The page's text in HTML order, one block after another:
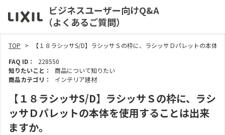
ビジネスユーザー向けQ&A
（よくあるご質問）
TOP
【１８ラシッサS/D】ラシッサＳの枠に、ラシッサＤパレットの本体
FAQ ID：
228550
知りたいこと：
商品について知りたい
商品カテゴリ：
インテリア建材
【１８ラシッサS/D】ラシッサＳの枠に、ラシ
ッサＤパレットの本体を使用することは出来
ますか。